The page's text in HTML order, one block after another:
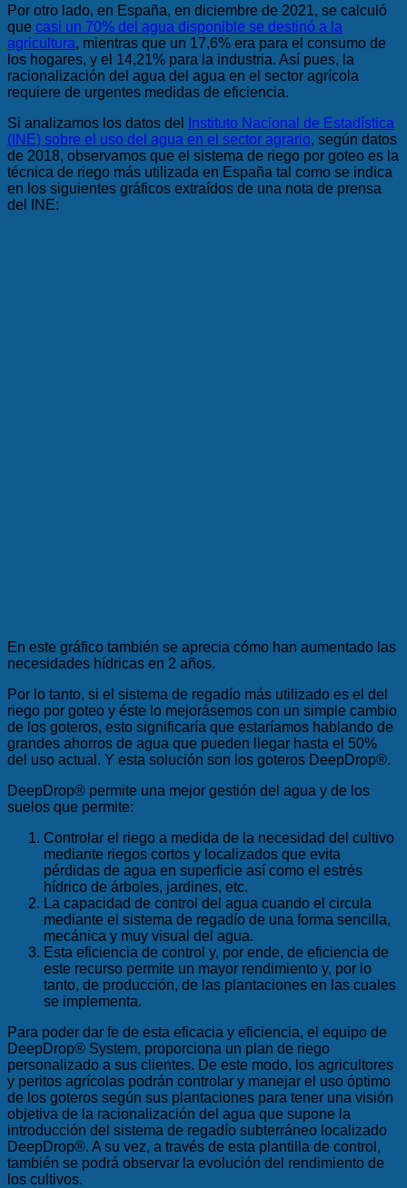
Por otro lado, en España, en diciembre de 2021, se calculó
que casi un 70% del agua disponible se destinó a la
agricultura, mientras que un 17,6% era para el consumo de
los hogares, y el 14,21% para la industria. Así pues, la
racionalización del agua del agua en el sector agrícola
requiere de urgentes medidas de eficiencia.
Si analizamos los datos del
Instituto Nacional de Estadística
(INE) sobre el uso del agua en el sector agrario, según datos
de 2018, observamos que el sistema de riego por goteo es la
técnica de riego más utilizada en España tal como se indica
en los siguientes gráficos extraídos de una nota de prensa
del INE:
En este gráfico también se aprecia cómo han aumentado las
necesidades hídricas en 2 años.
Por lo tanto, si el sistema de regadío más utilizado es el del
riego por goteo y éste lo mejorásemos con un simple cambio
de los goteros, esto significaría que estaríamos hablando de
grandes ahorros de agua que pueden llegar hasta el 50%
del uso actual. Y esta solución son los goteros DeepDrop®.
DeepDrop® permite una mejor gestión del agua y de los
suelos que permite:
Controlar el riego a medida de la necesidad del cultivo
mediante riegos cortos y localizados que evita
pérdidas de agua en superficie así como el estrés
hídrico de árboles, jardines, etc.
La capacidad de control del agua cuando el circula
mediante el sistema de regadío de una forma sencilla,
mecánica y muy visual del agua.
Esta eficiencia de control y, por ende, de eficiencia de
este recurso permite un mayor rendimiento y, por lo
tanto, de producción, de las plantaciones en las cuales
se implementa.
Para poder dar fe de esta eficacia y eficiencia, el equipo de
DeepDrop® System, proporciona un plan de riego
personalizado a sus clientes. De este modo, los agricultores
y peritos agrícolas podrán controlar y manejar el uso óptimo
de los goteros según sus plantaciones para tener una visión
objetiva de la racionalización del agua que supone la
introducción del sistema de regadío subterráneo localizado
DeepDrop®. A su vez, a través de esta plantilla de control,
también se podrá observar la evolución del rendimiento de
los cultivos.